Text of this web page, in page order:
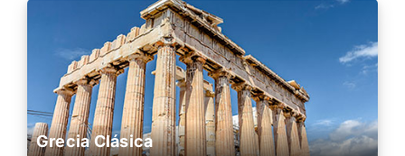
Grecia Clásica